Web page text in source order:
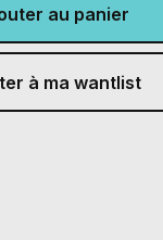
au panier
à ma wantlist